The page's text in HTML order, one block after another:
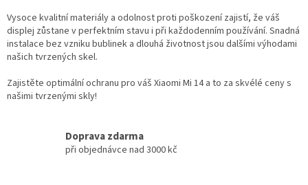
Vysoce kvalitní materiály a odolnost proti poškození zajistí, že váš
displej zůstane v perfektním stavu i při každodenním používání. Snadná
instalace bez vzniku bublinek a dlouhá životnost jsou dalšími výhodami
našich tvrzených skel.
Zajistěte optimální ochranu pro váš Xiaomi Mi 14 a to za skvélé ceny s
našimi tvrzenými skly!
Doprava zdarma
při objednávce nad 3000 kč